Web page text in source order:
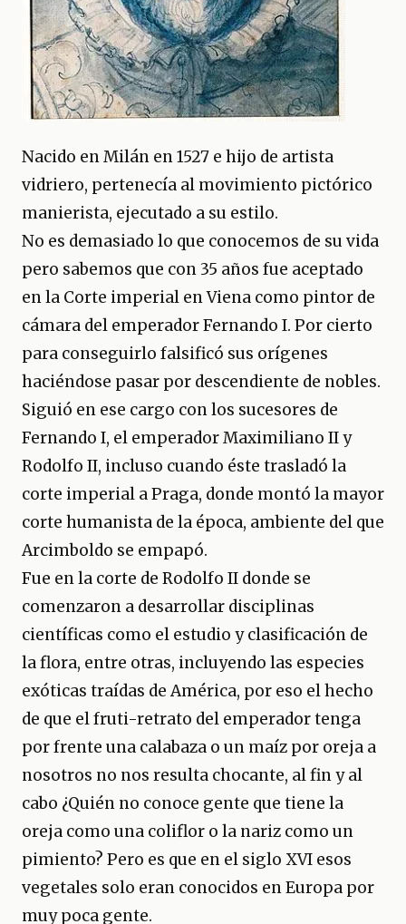
Nacido en Milán en 1527 e hijo de artista
vidriero, pertenecía al movimiento pictórico
manierista, ejecutado a su estilo.
No es demasiado lo que conocemos de su vida
pero sabemos que con 35 años fue aceptado
en la Corte imperial en Viena como pintor de
cámara del emperador Fernando I. Por cierto
para conseguirlo falsificó sus orígenes
haciéndose pasar por descendiente de nobles.
Siguió en ese cargo con los sucesores de
Fernando I, el emperador Maximiliano II y
Rodolfo II, incluso cuando éste trasladó la
corte imperial a Praga, donde montó la mayor
corte humanista de la época, ambiente del que
Arcimboldo se empapó.
Fue en la corte de Rodolfo II donde se
comenzaron a desarrollar disciplinas
científicas como el estudio y clasificación de
la flora, entre otras, incluyendo las especies
exóticas traídas de América, por eso el hecho
de que el fruti-retrato del emperador tenga
por frente una calabaza o un maíz por oreja a
nosotros no nos resulta chocante, al fin y al
cabo ¿Quién no conoce gente que tiene la
oreja como una coliflor o la nariz como un
pimiento? Pero es que en el siglo XVI esos
vegetales solo eran conocidos en Europa por
muy poca gente.